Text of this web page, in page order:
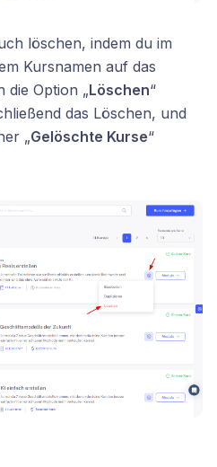
löschen, indem du im
Kursnamen auf das
die Option „Löschen“
das Löschen, und
„Gelöschte Kurse“